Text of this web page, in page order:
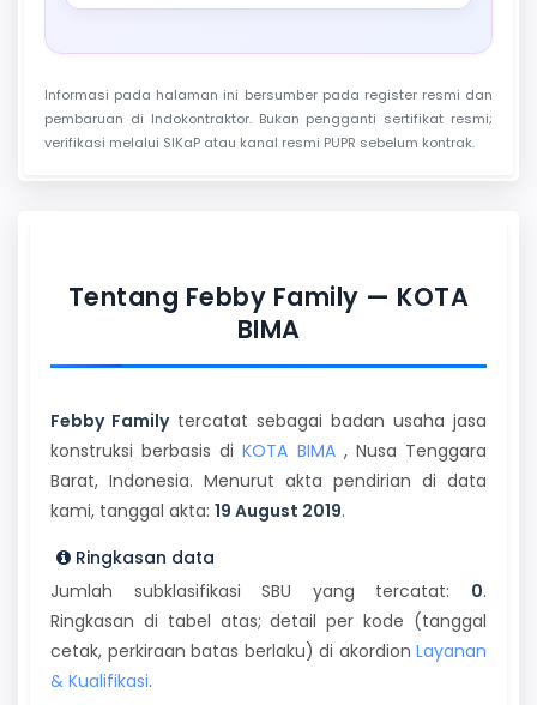
Informasi pada halaman ini bersumber pada register resmi dan
pembaruan di Indokontraktor. Bukan pengganti sertifikat resmi;
verifikasi melalui SIKaP atau kanal resmi PUPR sebelum kontrak.
Tentang Febby Family — KOTA
BIMA
Febby Familytercatat sebagai badan usaha jasa
konstruksi berbasis diKOTA BIMA, Nusa Tenggara
Barat, Indonesia. Menurut akta pendirian di data
kami, tanggal akta: 19 August 2019.
Ringkasan data
Jumlah subklasifikasi SBU yang tercatat: 0.
Ringkasan di tabel atas; detail per kode (tanggal
cetak, perkiraan batas berlaku) di akordion Layanan
& Kualifikasi.